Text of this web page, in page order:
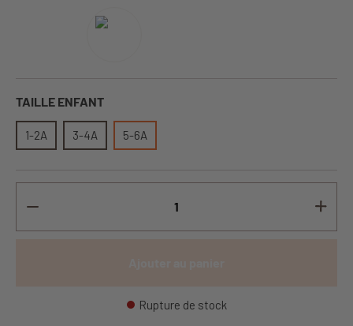
TAILLE ENFANT
1-2A 3-4A 5-6A
Rupture de stock